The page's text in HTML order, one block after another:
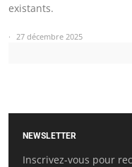
existants.
27 décembre 2025
NEWSLETTER
Inscrivez-vous pour